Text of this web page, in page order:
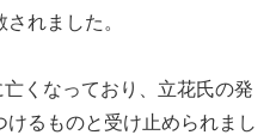
れました。
くなっており、立花氏の発
るものと受け止められまし